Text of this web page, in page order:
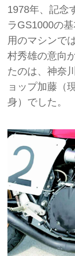
1978年、記念
ラGS1000の
用のマシンで
村秀雄の意向
たのは、神奈
ョップ加藤（
身）でした。